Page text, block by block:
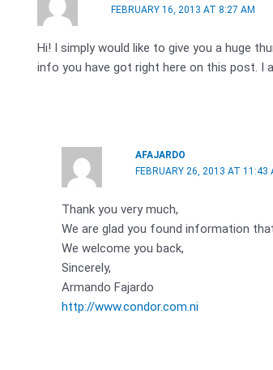
FEBRUARY 16, 2013 AT 8:27 AM
Hi! I simply would like to give you a huge
info you have got right here on this post. I
AFAJARDO
FEBRUARY 26, 2013 AT 11:43
Thank you very much,
We are glad you found information
We welcome you back,
Sincerely,
Armando Fajardo
http://www.condor.com.ni